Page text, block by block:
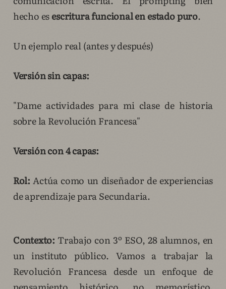
hecho esescritura funcional en estado puro.
Un ejemplo real (antes y después)
Versión sin capas:
"Dame actividades para mi clase de historia
sobre la Revolución Francesa"
Versión con 4 capas:
Rol: Actúa como un diseñador de experiencias
de aprendizaje para Secundaria.
Contexto: Trabajo con 3º ESO, 28 alumnos, en
un instituto público. Vamos a trabajar la
Revolución Francesa desde un enfoque de